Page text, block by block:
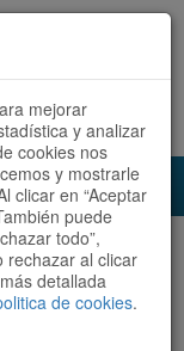
Español | Català
Más recientes
mejorar
y analizar
cookies nos
y mostrarle
clicar en “Aceptar
puede
todo”,
rechazar al clicar
detallada
de cookies.